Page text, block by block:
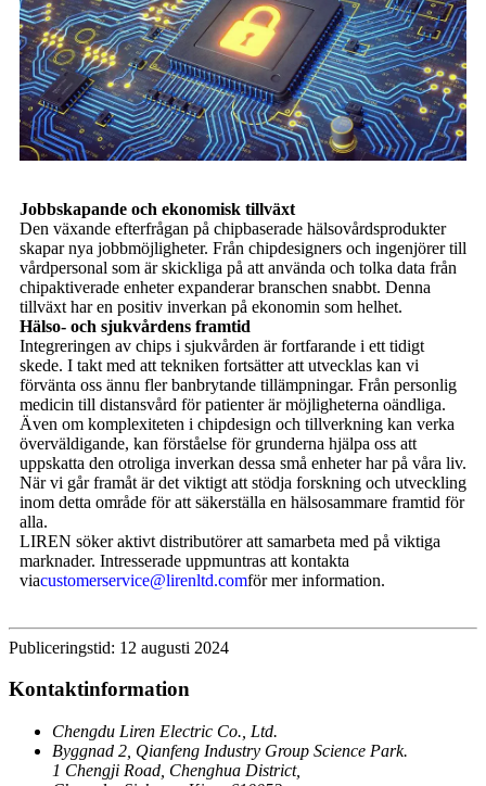
Jobbskapande och ekonomisk tillväxt
Den växande efterfrågan på chipbaserade hälsovårdsprodukter
skapar nya jobbmöjligheter. Från chipdesigners och ingenjörer till
vårdpersonal som är skickliga på att använda och tolka data från
chipaktiverade enheter expanderar branschen snabbt. Denna
tillväxt har en positiv inverkan på ekonomin som helhet.
Hälso- och sjukvårdens framtid
Integreringen av chips i sjukvården är fortfarande i ett tidigt
skede. I takt med att tekniken fortsätter att utvecklas kan vi
förvänta oss ännu fler banbrytande tillämpningar. Från personlig
medicin till distansvård för patienter är möjligheterna oändliga.
Även om komplexiteten i chipdesign och tillverkning kan verka
överväldigande, kan förståelse för grunderna hjälpa oss att
uppskatta den otroliga inverkan dessa små enheter har på våra liv.
När vi går framåt är det viktigt att stödja forskning och utveckling
inom detta område för att säkerställa en hälsosammare framtid för
alla.
LIREN söker aktivt distributörer att samarbeta med på viktiga
marknader. Intresserade uppmuntras att kontakta
viacustomerservice@lirenltd.comför mer information.
Publiceringstid: 12 augusti 2024
Kontaktinformation
Chengdu Liren Electric Co., Ltd.
Byggnad 2, Qianfeng Industry Group Science Park.
1 Chengji Road, Chenghua District,